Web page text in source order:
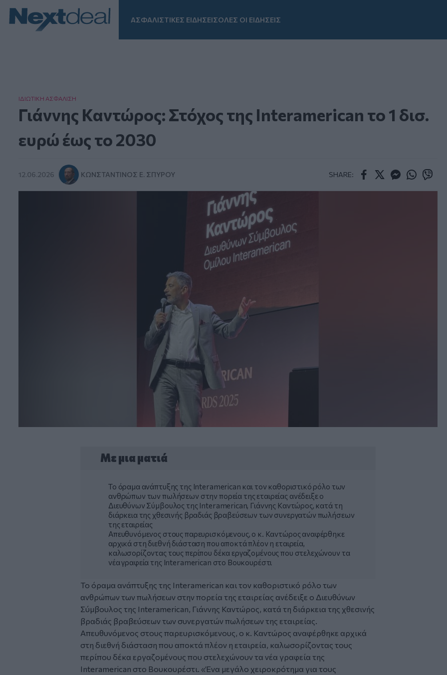
ΑΣΦΑΛΙΣΤΙΚΕΣ ΕΙΔΗΣΕΙΣΟΛΕΣ ΟΙ ΕΙΔΗΣΕΙΣ
ΙΔΙΩΤΙΚΗ ΑΣΦAΛΙΣΗ
Γιάννης Καντώρος: Στόχος της Interamerican το 1 δισ.
ευρώ έως το 2030
12.06.2026 ΚΩΝΣΤΑΝΤΊΝΟΣ Ε. ΣΠΎΡΟΥ SHARE:
Με μια ματιά
Το όραμα ανάπτυξης της Interamerican και τον καθοριστικό ρόλο των
ανθρώπων των πωλήσεων στην πορεία της εταιρείας ανέδειξε ο
Διευθύνων Σύμβουλος της Interamerican, Γιάννης Καντώρος, κατά τη
διάρκεια της χθεσινής βραδιάς βραβεύσεων των συνεργατών πωλήσεων
της εταιρείας
Απευθυνόμενος στους παρευρισκόμενους, ο κ. Καντώρος αναφέρθηκε
αρχικά στη διεθνή διάσταση που αποκτά πλέον η εταιρεία,
καλωσορίζοντας τους περίπου δέκα εργαζομένους που στελεχώνουν τα
νέα γραφεία της Interamerican στο Βουκουρέστι
Το όραμα ανάπτυξης της Interamerican και τον καθοριστικό ρόλο των
ανθρώπων των πωλήσεων στην πορεία της εταιρείας ανέδειξε ο Διευθύνων
Σύμβουλος της Interamerican, Γιάννης Καντώρος, κατά τη διάρκεια της χθεσινής
βραδιάς βραβεύσεων των συνεργατών πωλήσεων της εταιρείας.
Απευθυνόμενος στους παρευρισκόμενους, ο κ. Καντώρος αναφέρθηκε αρχικά
στη διεθνή διάσταση που αποκτά πλέον η εταιρεία, καλωσορίζοντας τους
περίπου δέκα εργαζομένους που στελεχώνουν τα νέα γραφεία της
Interamerican στο Βουκουρέστι. «Ένα μεγάλο χειροκρότημα για τους